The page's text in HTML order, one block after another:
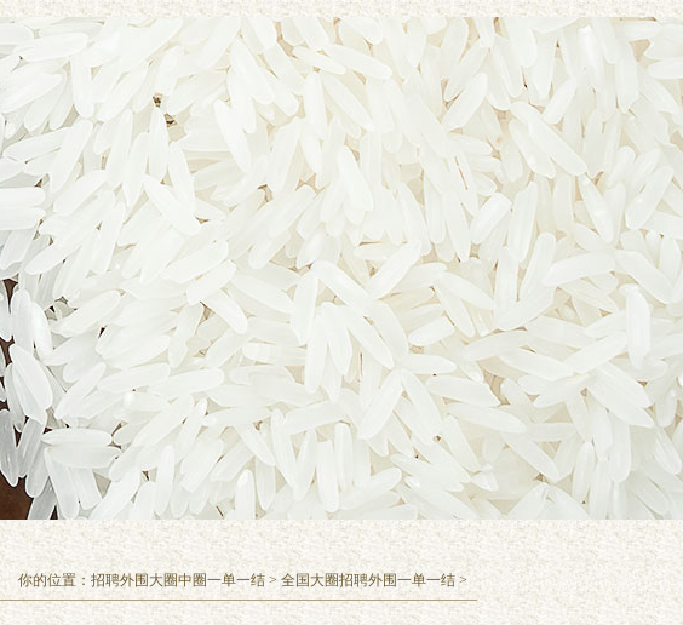
你的位置： 招聘外围大圈中圈一单一结 > 全国大圈招聘外围一单一结 >